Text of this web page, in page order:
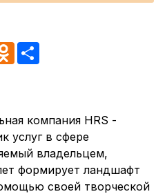
Odnoklassniki
компания HRS -
услуг в сфере
владельцем,
формирует ландшафт
своей творческой